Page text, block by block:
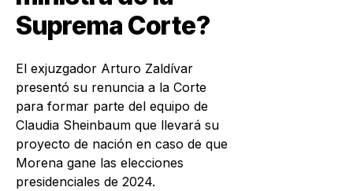
Suprema Corte?
El exjuzgador Arturo Zaldívar
presentó su renuncia a la Corte
para formar parte del equipo de
Claudia Sheinbaum que llevará su
proyecto de nación en caso de que
Morena gane las elecciones
presidenciales de 2024.